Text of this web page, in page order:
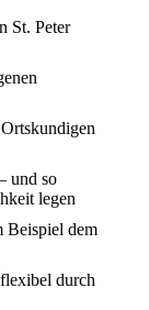
St. Peter
und so
legen
Beispiel dem
durch